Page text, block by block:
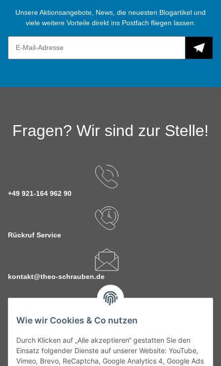
Wie wir Cookies & Co nutzen
Durch Klicken auf „Alle akzeptieren“ gestatten Sie den
Einsatz folgender Dienste auf unserer Website: YouTube,
Vimeo, Brevo, ReCaptcha, Google Analytics 4, Google Ads
Unsere Aktionsangebote, News, die neuesten Blogartikel und
viele weitere Vorteile direkt ins Postfach fliegen lassen.
Fragen? Wir sind zur Stelle!
+49 921-164 962 90
Rückruf Service
kontakt@theo-schrauben.de
Service